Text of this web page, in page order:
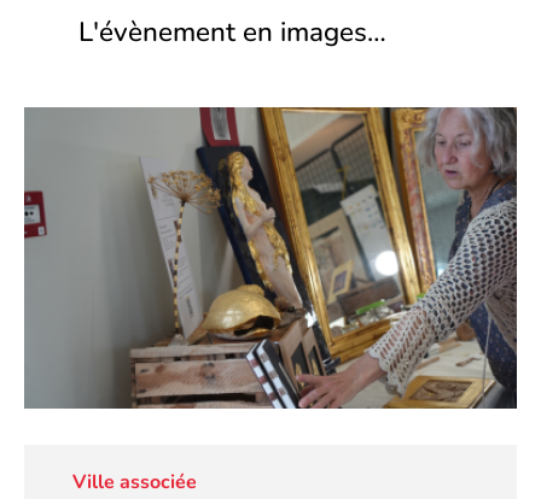
L'évènement en images…
Ville associée